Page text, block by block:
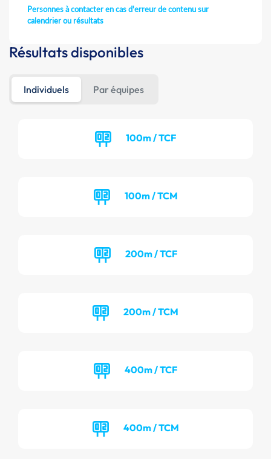
Personnes à contacter en cas d'erreur de contenu sur
calendrier ou résultats
Résultats disponibles
Individuels Par équipes
100m / TCF
100m / TCM
200m / TCF
200m / TCM
400m / TCF
400m / TCM